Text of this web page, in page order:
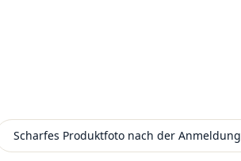
Scharfes Produktfoto nach der Anmeldung